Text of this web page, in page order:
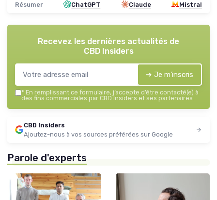
Résumer ChatGPT Claude Mistral
Recevez les dernières actualités de
CBD Insiders
➔ Je m'inscris
* En remplissant ce formulaire, j’accepte d’être contacté(e) à
des fins commerciales par CBD Insiders et ses partenaires.
CBD Insiders
Ajoutez-nous à vos sources préférées sur Google
Parole d'experts